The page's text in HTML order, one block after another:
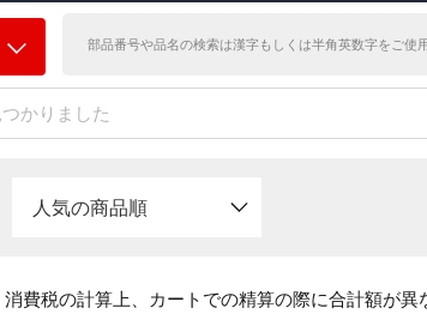
かりました
人気の商品順
消費税の計算上、カートでの精算の際に合計額が異